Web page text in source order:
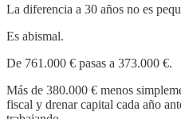
La diferencia a 30 años no es
Es abismal.
De 761.000 € pasas a 373.000 €.
Más de 380.000 € menos
fiscal y drenar capital cada año